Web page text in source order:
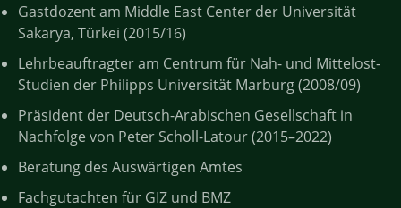
Gastdozent am Middle East Center der Universität
Sakarya, Türkei (2015/16)
Lehrbeauftragter am Centrum für Nah- und Mittelost-
Studien der Philipps Universität Marburg (2008/09)
Präsident der Deutsch-Arabischen Gesellschaft in
Nachfolge von Peter Scholl-Latour (2015–2022)
Beratung des Auswärtigen Amtes
Fachgutachten für GIZ und BMZ